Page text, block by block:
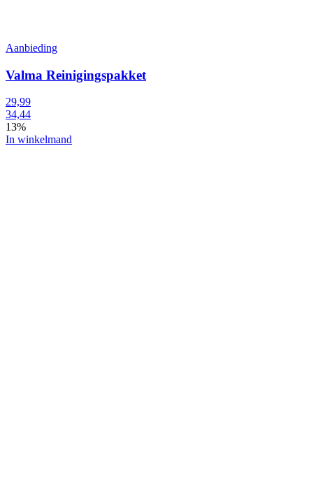
Aanbieding
Valma Reinigingspakket
29,99
34,44
13%
In winkelmand